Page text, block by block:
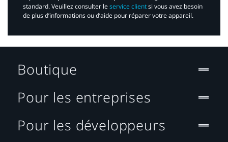
standard. Veuillez consulter leservice clientsi vous avez besoin
de plus d’informations ou d’aide pour réparer votre appareil.​
Boutique
Pour les entreprises
Pour les développeurs